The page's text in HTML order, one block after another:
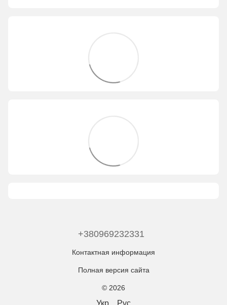
+380969232331
Контактная информация
Полная версия сайта
© 2026
Укр Рус